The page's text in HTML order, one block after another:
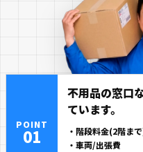
POINT
01
不用品の窓口
ています。
・階段料金(2階ま
・車両/出張費